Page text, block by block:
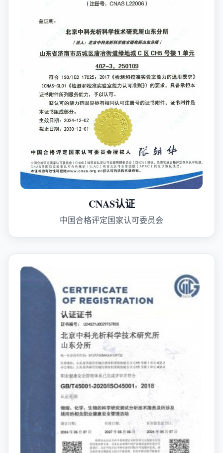
CNAS认证
中国合格评定国家认可委员会